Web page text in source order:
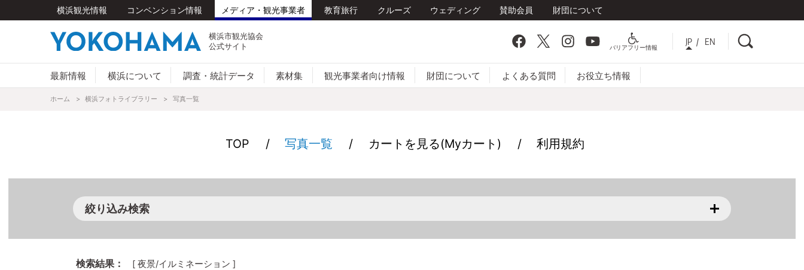
横浜市観光協会
公式サイト
JP EN
横浜観光情報 コンベンション情報 メディア・観光事業者 教育旅行 クルーズ ウェディング 賛助会員 財団について
最新情報
トピックス プレスリリース
横浜について
横浜の基本情報 横浜へのアクセス
調査・統計データ 素材集
横浜フォトライブラリー プロモーション動画
観光事業者向け情報
横浜が選ばれる理由 助成事業・支援メニュー
財団について よくある質問 お役立ち情報
Facebook Twitter InstagramYouTube
バリアフリー情報
ホーム 横浜フォトライブラリー 写真一覧
TOP 写真一覧 カートを見る(Myカート) 利用規約
絞り込み検索
検索結果： [ 夜景/イルミネーション ]